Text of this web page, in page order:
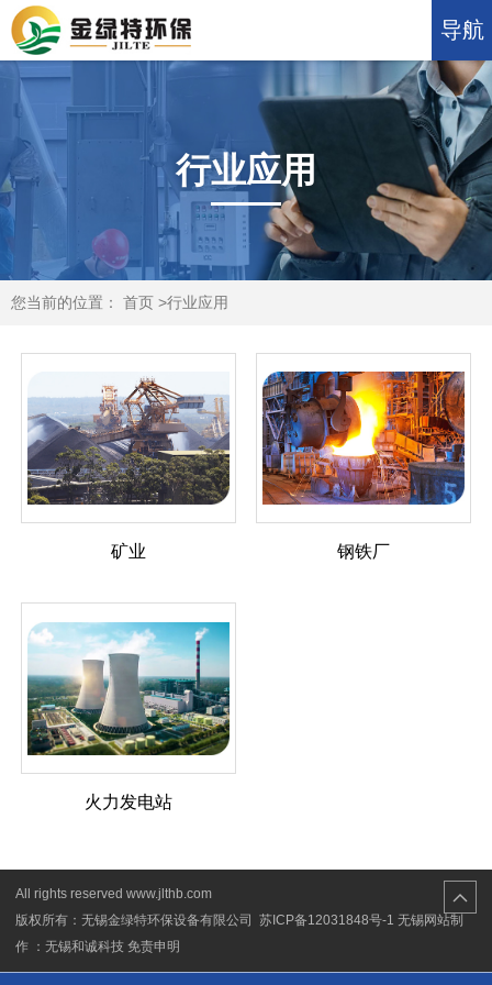
导航
行业应用
您当前的位置： 首页 >行业应用
矿业 钢铁厂
火力发电站
All rights reserved www.jlthb.com
版权所有：无锡金绿特环保设备有限公司苏ICP备12031848号-1无锡网站制
作 ：无锡和诚科技 免责申明